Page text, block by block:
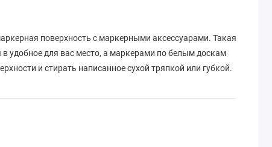
поверхность с маркерными аксессуарами. Такая
в удобное для вас место, а маркерами по белым доскам
и стирать написанное сухой тряпкой или губкой.